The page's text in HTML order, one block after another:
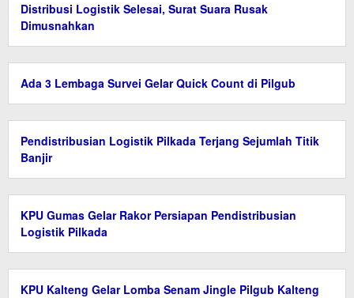
Distribusi Logistik Selesai, Surat Suara Rusak
Dimusnahkan
Ada 3 Lembaga Survei Gelar Quick Count di Pilgub
Pendistribusian Logistik Pilkada Terjang Sejumlah Titik
Banjir
KPU Gumas Gelar Rakor Persiapan Pendistribusian
Logistik Pilkada
KPU Kalteng Gelar Lomba Senam Jingle Pilgub Kalteng